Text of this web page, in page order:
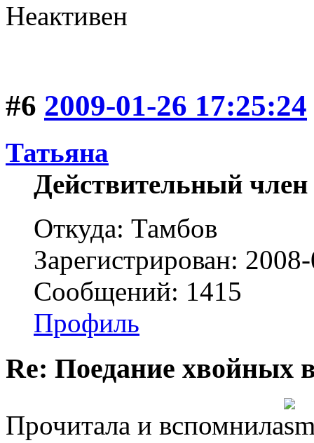
Неактивен
#6 2009-01-26 17:25:24
Татьяна
Действительный член
Откуда: Тамбов
Зарегистрирован:
Сообщений: 1415
Профиль
Re: Поедание хвойных
Прочитала и вспомнила